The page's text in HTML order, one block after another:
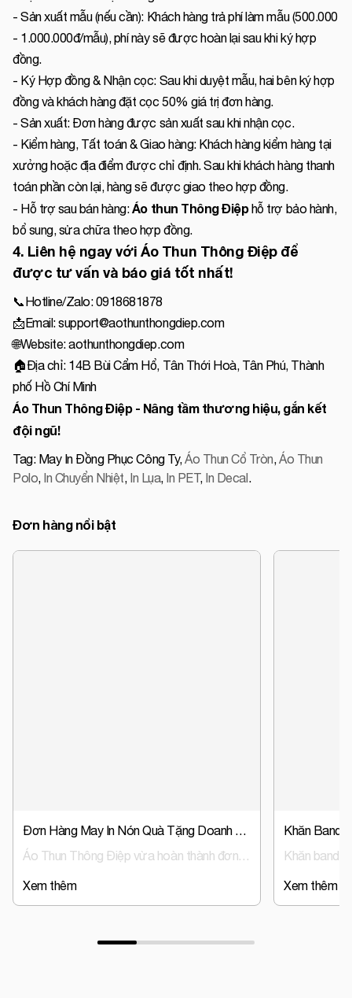
- Sản xuất mẫu (nếu cần): Khách hàng trả phí làm mẫu (500.000
- 1.000.000đ/mẫu), phí này sẽ được hoàn lại sau khi ký hợp
đồng.
- Ký Hợp đồng & Nhận cọc: Sau khi duyệt mẫu, hai bên ký hợp
đồng và khách hàng đặt cọc 50% giá trị đơn hàng.
- Sản xuất: Đơn hàng được sản xuất sau khi nhận cọc.
- Kiểm hàng, Tất toán & Giao hàng: Khách hàng kiểm hàng tại
xưởng hoặc địa điểm được chỉ định. Sau khi khách hàng thanh
toán phần còn lại, hàng sẽ được giao theo hợp đồng.
- Hỗ trợ sau bán hàng:Áo thun Thông Điệphỗ trợ bảo hành,
bổ sung, sửa chữa theo hợp đồng.
4. Liên hệ ngay với Áo Thun Thông Điệp để
được tư vấn và báo giá tốt nhất!
📞Hotline/Zalo: 0918681878
📩Email: support@aothunthongdiep.com
🌐Website: aothunthongdiep.com
🏠Địa chỉ: 14B Bùi Cẩm Hổ, Tân Thới Hoà, Tân Phú, Thành
phố Hồ Chí Minh
Áo Thun Thông Điệp - Nâng tầm thương hiệu, gắn kết
đội ngũ!
Tag: May In Đồng Phục Công Ty,Áo Thun Cổ Tròn,Áo Thun
Polo, In Chuyển Nhiệt, In Lụa, In PET, In Decal .
Đơn hàng nổi bật
Đơn Hàng May In Nón Quà Tặng Doanh Nghiệp, Nón Đồng Phục Trust Event & Media
Áo Thun Thông Điệp vừa hoàn thành đơn hàng sản xuất nón đồng phục, nón quà tặng doanh nghiệp cho Trust Event & Media – đơn vị hoạt động trong lĩnh vực tổ chức sự kiện và truyền thông.
Xem thêm Xem thêm